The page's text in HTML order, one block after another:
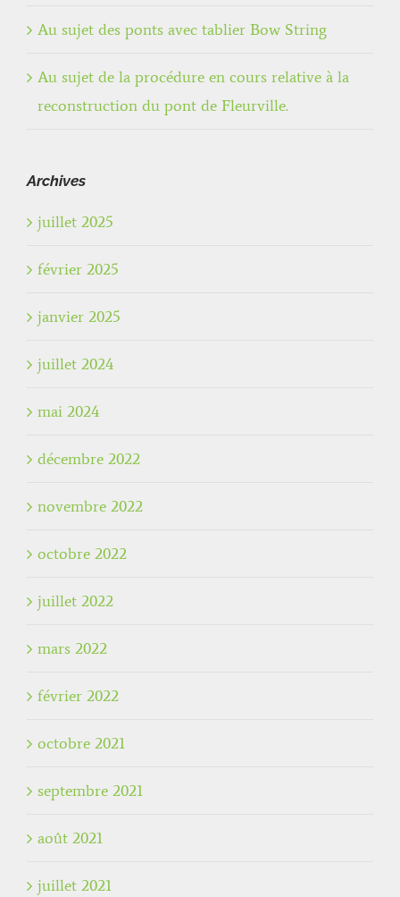
Au sujet des ponts avec tablier Bow String
Au sujet de la procédure en cours relative à la
reconstruction du pont de Fleurville.
Archives
juillet 2025
février 2025
janvier 2025
juillet 2024
mai 2024
décembre 2022
novembre 2022
octobre 2022
juillet 2022
mars 2022
février 2022
octobre 2021
septembre 2021
août 2021
juillet 2021